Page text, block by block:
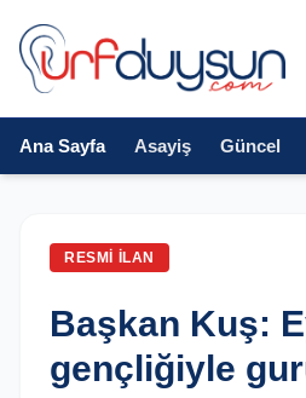
Ana Sayfa Asayiş Güncel
RESMI İLAN
Başkan Kuş:
gençliğiyle